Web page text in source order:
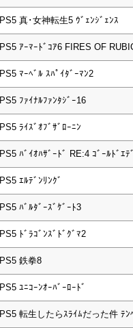
PS5 真･女神転生5 ｳﾞｪﾝｼﾞｪﾝｽ
PS5 ｱｰﾏｰﾄﾞｺｱ6 FIRES OF
PS5 ﾏｰﾍﾞﾙ ｽﾊﾟｲﾀﾞｰﾏﾝ2
PS5 ﾌｧｲﾅﾙﾌｧﾝﾀｼﾞｰ16
PS5 ﾗｲｽﾞｵﾌﾞｻﾞﾛｰﾆﾝ
PS5 ﾊﾞｲｵﾊｻﾞｰﾄﾞ RE:4 ｺﾞｰﾙﾄﾞｴﾃ
PS5 ｴﾙﾃﾞﾝﾘﾝｸﾞ
PS5 ﾊﾞﾙﾀﾞｰｽﾞｹﾞｰﾄ3
PS5 ﾄﾞﾗｺﾞﾝｽﾞﾄﾞｸﾞﾏ2
PS5 鉄拳8
PS5 ﾕﾆｺｰﾝｵｰﾊﾞｰﾛｰﾄﾞ
PS5 転生したらｽﾗｲﾑだった件 ﾃﾝ